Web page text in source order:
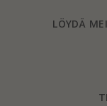
LÖYDÄ